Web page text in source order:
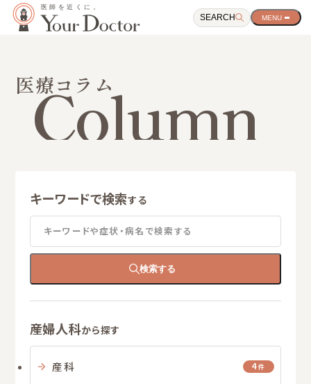
SEARCH
サ
Column
医療コラム
キーワードで検索する
キーワードや症状・病名で検索する
検索する
産婦人科から探す
産科 4件